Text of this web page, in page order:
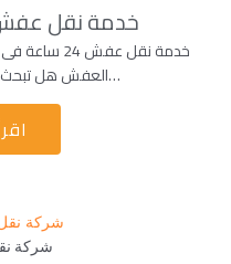
خدمة نقل عفش 24 ساعة فى
خدمة نقل
العفش هل تبحث عن خدمة نقل عفش 24…
شركة